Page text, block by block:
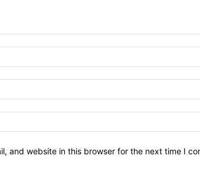
and website in this browser for the next time I